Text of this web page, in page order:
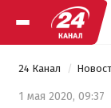
24 Канал
1 мая 2020, 09:37